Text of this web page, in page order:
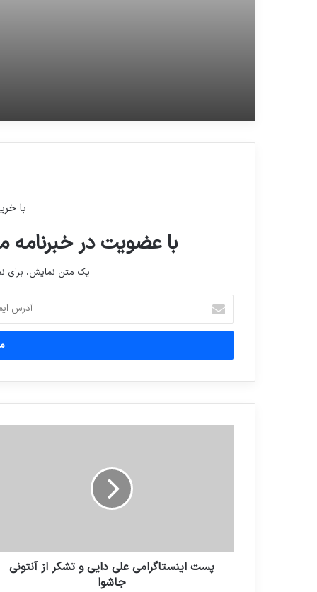
با
با عضویت در خبرنامه
یک متن نمایش،
آدرس
ایمیل
خود
وارد
پست اینستاگرامی علی دایی و تشکر از آنتونی
جاشوا